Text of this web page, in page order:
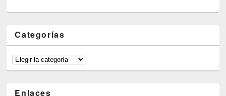
Categorías
Categorías
Enlaces